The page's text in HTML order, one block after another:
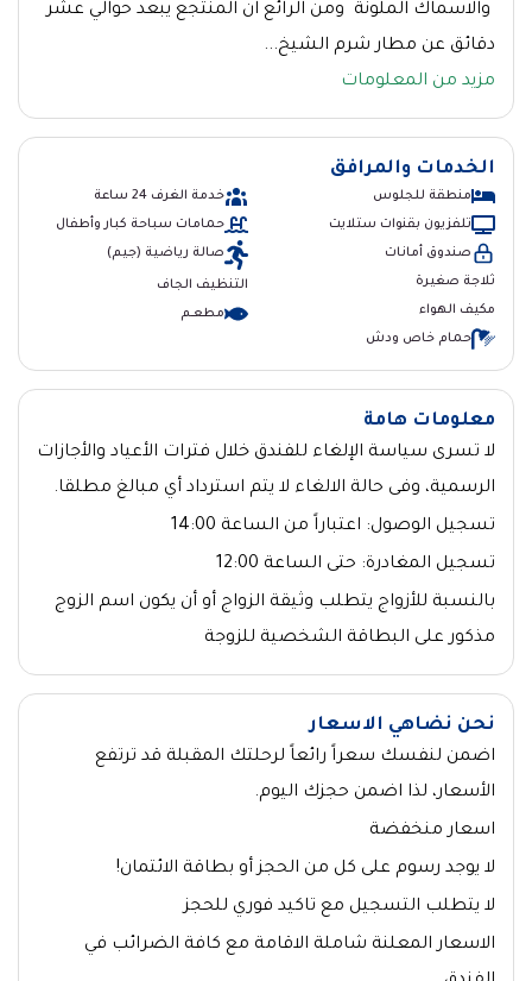
والاسماك الملونة ومن الرائع ان المنتجع يبعد حوالي عشر
دقائق عن مطار شرم الشيخ...
مزيد من المعلومات
الخدمات والمرافق
منطقة للجلوس
تلفزيون بقنوات ستلايت
صندوق أمانات
ثلاجة صغيرة
مكيف الهواء
حمام خاص ودش
خدمة الغرف 24 ساعة
حمامات سباحة كبار وأطفال
صالة رياضية (جيم)
التنظيف الجاف
مطعــم
معلومات هامة
لا تسرى سياسة الإلغاء للفندق خلال فترات الأعياد والأجازات
الرسمية، وفى حالة الالغاء لا يتم استرداد أي مبالغ مطلقا.
تسجيل الوصول: اعتباراً من الساعة 14:00
تسجيل المغادرة: حتى الساعة 12:00
بالنسبة للأزواج يتطلب وثيقة الزواج أو أن يكون اسم الزوج
مذكور على البطاقة الشخصية للزوجة
نحن نضاهي الاسعار
اضمن لنفسك سعراً رائعاً لرحلتك المقبلة قد ترتفع
الأسعار، لذا اضمن حجزك اليوم.
اسعار منخفضة
لا يوجد رسوم على كل من الحجز أو بطاقة الائتمان!
لا يتطلب التسجيل مع تاكيد فوري للحجز
الاسعار المعلنة شاملة الاقامة مع كافة الضرائب في